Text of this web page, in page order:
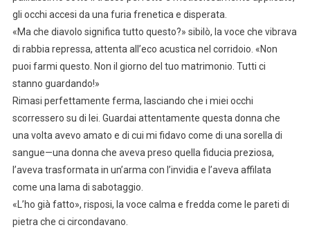
gli occhi accesi da una furia frenetica e disperata.
«Ma che diavolo significa tutto questo?» sibilò, la voce che vibrava
di rabbia repressa, attenta all’eco acustica nel corridoio. «Non
puoi farmi questo. Non il giorno del tuo matrimonio. Tutti ci
stanno guardando!»
Rimasi perfettamente ferma, lasciando che i miei occhi
scorressero su di lei. Guardai attentamente questa donna che
una volta avevo amato e di cui mi fidavo come di una sorella di
sangue—una donna che aveva preso quella fiducia preziosa,
l’aveva trasformata in un’arma con l’invidia e l’aveva affilata
come una lama di sabotaggio.
«L’ho già fatto», risposi, la voce calma e fredda come le pareti di
pietra che ci circondavano.